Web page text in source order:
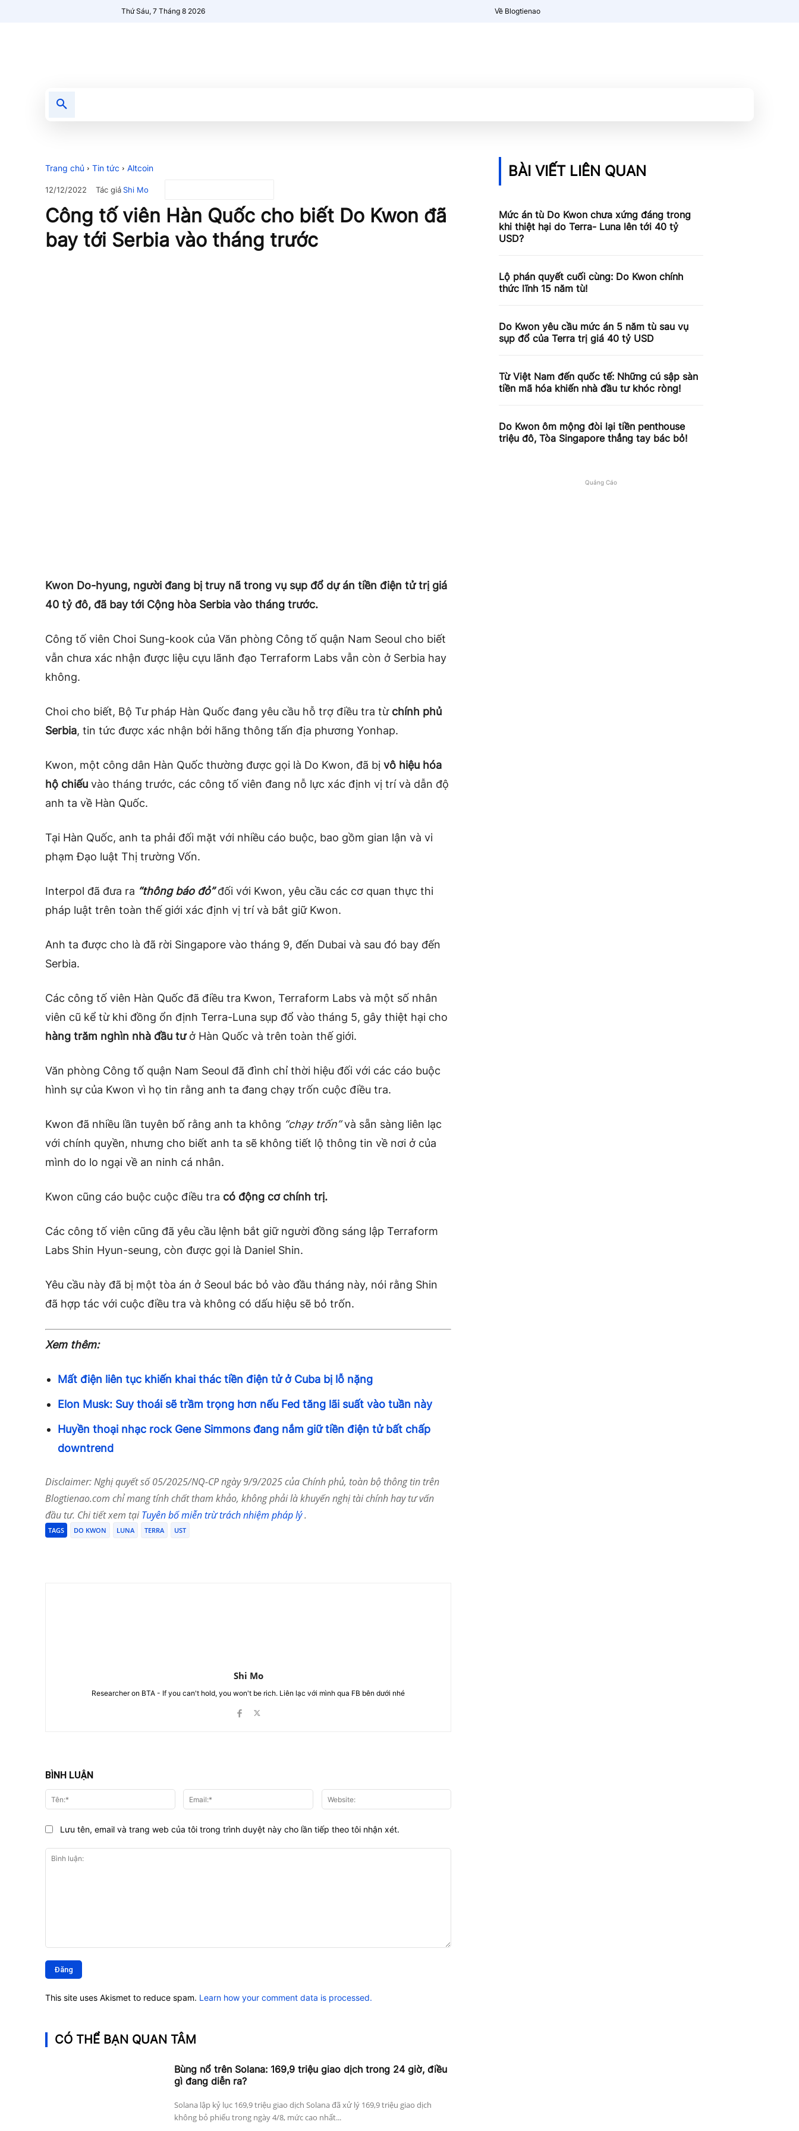
Thứ Sáu, 7 Tháng 8 2026 Về Blogtienao
Trang chủ Tin tức Altcoin
12/12/2022 Tác giảShi Mo
Công tố viên Hàn Quốc cho biết Do Kwon đã
bay tới Serbia vào tháng trước
Kwon Do-hyung, người đang bị truy nã trong vụ sụp đổ dự án tiền điện tử trị giá
40 tỷ đô, đã bay tới Cộng hòa Serbia vào tháng trước.
Công tố viên Choi Sung-kook của Văn phòng Công tố quận Nam Seoul cho biết
vẫn chưa xác nhận được liệu cựu lãnh đạo Terraform Labs vẫn còn ở Serbia hay
không.
Choi cho biết, Bộ Tư pháp Hàn Quốc đang yêu cầu hỗ trợ điều tra từ chính phủ
Serbia, tin tức được xác nhận bởi hãng thông tấn địa phương Yonhap.
Kwon, một công dân Hàn Quốc thường được gọi là Do Kwon, đã bị vô hiệu hóa
hộ chiếu vào tháng trước, các công tố viên đang nỗ lực xác định vị trí và dẫn độ
anh ta về Hàn Quốc.
Tại Hàn Quốc, anh ta phải đối mặt với nhiều cáo buộc, bao gồm gian lận và vi
phạm Đạo luật Thị trường Vốn.
Interpol đã đưa ra “thông báo đỏ”đối với Kwon, yêu cầu các cơ quan thực thi
pháp luật trên toàn thế giới xác định vị trí và bắt giữ Kwon.
Anh ta được cho là đã rời Singapore vào tháng 9, đến Dubai và sau đó bay đến
Serbia.
Các công tố viên Hàn Quốc đã điều tra Kwon, Terraform Labs và một số nhân
viên cũ kể từ khi đồng ổn định Terra-Luna sụp đổ vào tháng 5, gây thiệt hại cho
hàng trăm nghìn nhà đầu tưở Hàn Quốc và trên toàn thế giới.
Văn phòng Công tố quận Nam Seoul đã đình chỉ thời hiệu đối với các cáo buộc
hình sự của Kwon vì họ tin rằng anh ta đang chạy trốn cuộc điều tra.
Kwon đã nhiều lần tuyên bố rằng anh ta không “chạy trốn”và sẵn sàng liên lạc
với chính quyền, nhưng cho biết anh ta sẽ không tiết lộ thông tin về nơi ở của
mình do lo ngại về an ninh cá nhân.
Kwon cũng cáo buộc cuộc điều tra có động cơ chính trị.
Các công tố viên cũng đã yêu cầu lệnh bắt giữ người đồng sáng lập Terraform
Labs Shin Hyun-seung, còn được gọi là Daniel Shin.
Yêu cầu này đã bị một tòa án ở Seoul bác bỏ vào đầu tháng này, nói rằng Shin
đã hợp tác với cuộc điều tra và không có dấu hiệu sẽ bỏ trốn.
Xem thêm:
Mất điện liên tục khiến khai thác tiền điện tử ở Cuba bị lỗ nặng
Elon Musk: Suy thoái sẽ trầm trọng hơn nếu Fed tăng lãi suất vào tuần này
Huyền thoại nhạc rock Gene Simmons đang nắm giữ tiền điện tử bất chấp
downtrend
Disclaimer: Nghị quyết số 05/2025/NQ-CP ngày 9/9/2025 của Chính phủ, toàn bộ thông tin trên
Blogtienao.com chỉ mang tính chất tham khảo, không phải là khuyến nghị tài chính hay tư vấn
đầu tư. Chi tiết xem tạiTuyên bố miễn trừ trách nhiệm pháp lý.
TAGS DO KWON LUNA TERRA UST
Shi Mo
Researcher on BTA - If you can't hold, you won't be rich. Liên lạc với mình qua FB bên dưới nhé
BÌNH LUẬN
luận:
Tên:* Email:*
Lưu tên, email và trang web của tôi trong trình duyệt này cho lần tiếp theo tôi nhận xét.
This site uses Akismet to reduce spam. Learn how your comment data is processed.
CÓ THỂ BẠN QUAN TÂM
Bùng nổ trên Solana: 169,9 triệu giao dịch trong 24 giờ, điều
gì đang diễn ra?
Solana lập kỷ lục 169,9 triệu giao dịch Solana đã xử lý 169,9 triệu giao dịch
không bỏ phiếu trong ngày 4/8, mức cao nhất...
BÀI VIẾT LIÊN QUAN
Mức án tù Do Kwon chưa xứng đáng trong
khi thiệt hại do Terra- Luna lên tới 40 tỷ
USD?
Lộ phán quyết cuối cùng: Do Kwon chính
thức lĩnh 15 năm tù!
Do Kwon yêu cầu mức án 5 năm tù sau vụ
sụp đổ của Terra trị giá 40 tỷ USD
Từ Việt Nam đến quốc tế: Những cú sập sàn
tiền mã hóa khiến nhà đầu tư khóc ròng!
Do Kwon ôm mộng đòi lại tiền penthouse
triệu đô, Tòa Singapore thẳng tay bác bỏ!
Quảng Cáo